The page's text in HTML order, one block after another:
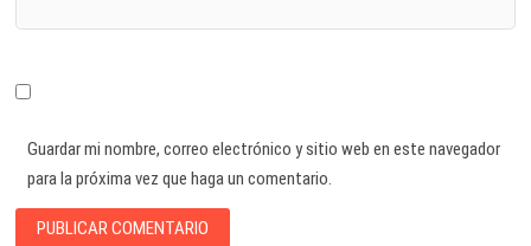
Guardar mi nombre, correo electrónico y sitio web en este navegador
para la próxima vez que haga un comentario.